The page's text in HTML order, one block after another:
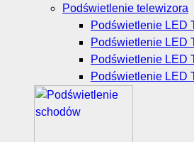
Podświetlenie telewizora
Podświetlenie LED
Podświetlenie LED
Podświetlenie LED
Podświetlenie LED